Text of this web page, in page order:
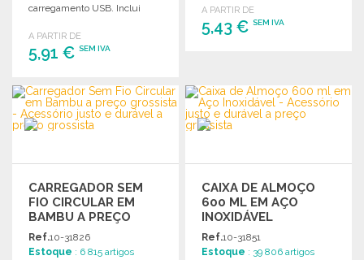
carregamento USB. Inclui
elegante.
A PARTIR DE
5,91 € SEM IVA
ENCOMENDAR
Solicitar um orçamento
A PARTIR DE
5,43 €SEM IVA
Solicitar um orçamento
CARREGADOR SEM
FIO CIRCULAR EM
BAMBU A PREÇO
GROSSISTA
Ref.10-31826
Estoque : 6 815 artigos
CAIXA DE ALMOÇO
600 ML EM AÇO
INOXIDÁVEL
Ref.10-31851
Estoque : 39 806 artigos